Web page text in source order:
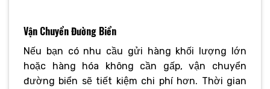
Vận Chuyển Đường Biển
Nếu bạn có nhu cầu gửi hàng khối lượng lớn
hoặc hàng hóa không cần gấp, vận chuyển
đường biển sẽ tiết kiệm chi phí hơn. Thời gian